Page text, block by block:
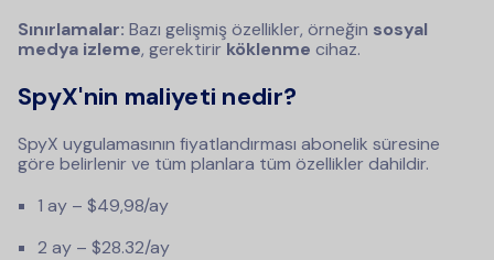
Sınırlamalar: Bazı gelişmiş özellikler, örneğin sosyal
medya izleme, gerektirir köklenme cihaz.
SpyX'nin maliyeti nedir?
SpyX uygulamasının fiyatlandırması abonelik süresine
göre belirlenir ve tüm planlara tüm özellikler dahildir.
1 ay – $49,98/ay
2 ay – $28.32/ay